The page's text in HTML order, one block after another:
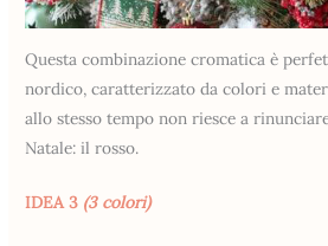
Questa combinazione cromatica è
nordico, caratterizzato da colori e
allo stesso tempo non riesce a
Natale: il rosso.
IDEA 3 (3 colori)